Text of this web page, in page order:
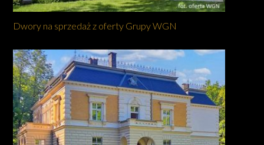
Dwory na sprzedaż z oferty Grupy WGN